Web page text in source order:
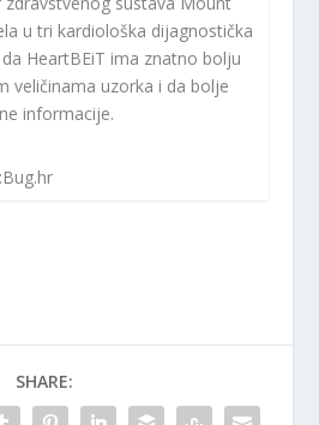
u tri kardiološka dijagnostička
HeartBEiT ima znatno bolju
veličinama uzorka i da bolje
informacije.
SHARE: